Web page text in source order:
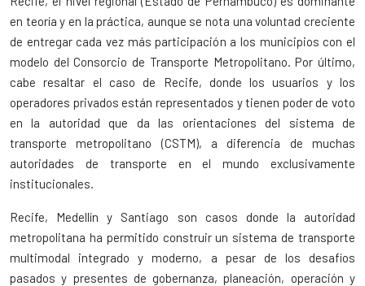
en teoría y en la práctica, aunque se nota una voluntad creciente
de entregar cada vez más participación a los municipios con el
modelo del Consorcio de Transporte Metropolitano. Por último,
cabe resaltar el caso de Recife, donde los usuarios y los
operadores privados están representados y tienen poder de voto
en la autoridad que da las orientaciones del sistema de
transporte metropolitano (CSTM), a diferencia de muchas
autoridades de transporte en el mundo exclusivamente
institucionales.
Recife, Medellín y Santiago son casos donde la autoridad
metropolitana ha permitido construir un sistema de transporte
multimodal integrado y moderno, a pesar de los desafíos
pasados y presentes de gobernanza, planeación, operación y